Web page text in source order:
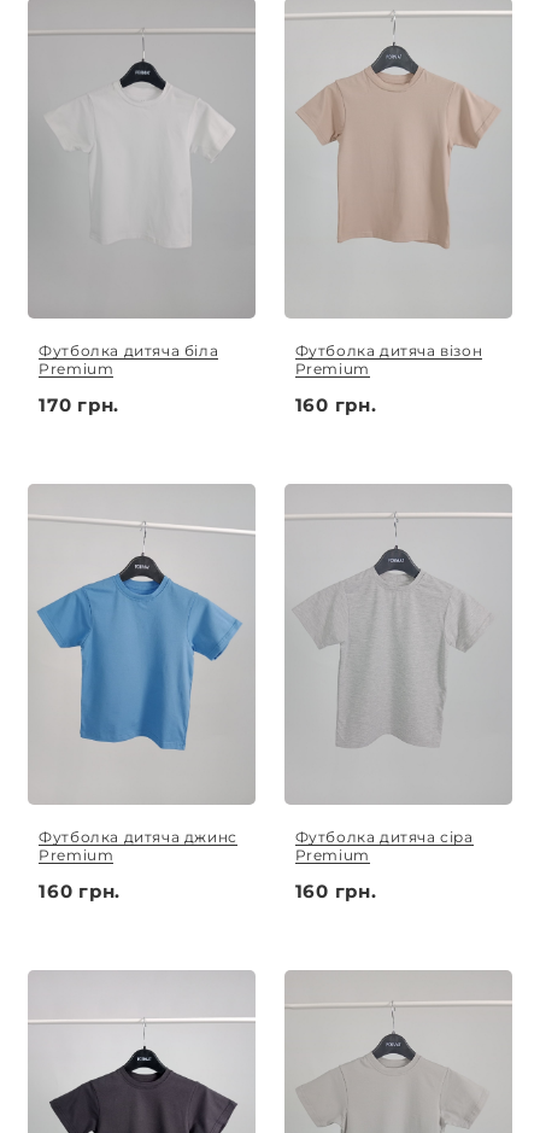
Футболка дитяча біла
Premium
170 грн.
Футболка дитяча візон
Premium
160 грн.
Футболка дитяча джинс
Premium
160 грн.
Футболка дитяча сіра
Premium
160 грн.